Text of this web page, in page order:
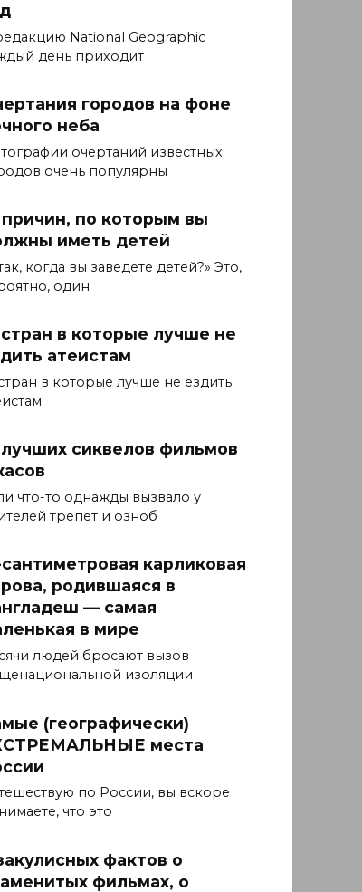
National Geographic
день приходит
городов на фоне
неба
очертаний известных
очень популярны
причин, по которым вы
иметь детей
когда вы заведете детей?» Это,
один
стран в которые лучше не
атеистам
в которые лучше не ездить
лучших сиквелов фильмов
что-то однажды вызвало у
трепет и озноб
сантиметровая карликовая
родившаяся в
— самая
в мире
людей бросают вызов
изоляции
(географически)
места
по России, вы вскоре
что это
фактов о
фильмах, о